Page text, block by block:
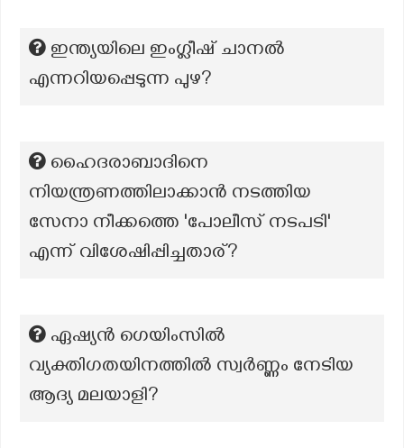
ഇന്ത്യയിലെ ഇംഗ്ലീഷ് ചാനൽ
എന്നറിയപ്പെടുന്ന പുഴ?
ഹൈദരാബാദിനെ
നിയന്ത്രണത്തിലാക്കാൻ നടത്തിയ
സേനാ നീക്കത്തെ 'പോലീസ് നടപടി'
എന്ന് വിശേഷിപ്പിച്ചതാര്?
ഏഷ്യന്‍ ഗെയിംസില്‍
വ്യക്തിഗതയിനത്തില്‍‍‍ സ്വര്‍‍‍ണ്ണം നേടിയ
ആദ്യ മലയാളി?